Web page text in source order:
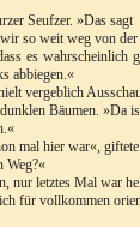
Seufzer. »Das sagt
so weit weg von der
es wahrscheinlich
abbiegen.«
vergeblich
Bäumen. »Da
mal hier war«, giftete
Weg?«
nur letztes Mal war
für vollkommen